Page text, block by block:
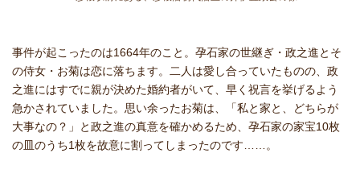
事件が起こったのは1664年のこと。孕石家の世継ぎ・政之進とそ
の侍女・お菊は恋に落ちます。二人は愛し合っていたものの、政
之進にはすでに親が決めた婚約者がいて、早く祝言を挙げるよう
急かされていました。思い余ったお菊は、「私と家と、どちらが
大事なの？」と政之進の真意を確かめるため、孕石家の家宝10枚
の皿のうち1枚を故意に割ってしまったのです……。